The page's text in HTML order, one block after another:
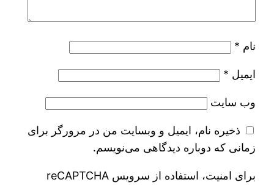
نام *
ایمیل *
وب‌ سایت
ذخیره نام، ایمیل و وبسایت من در مرورگر برای
زمانی که دوباره دیدگاهی می‌نویسم.
برای امنیت، استفاده از سرویس reCAPTCHA